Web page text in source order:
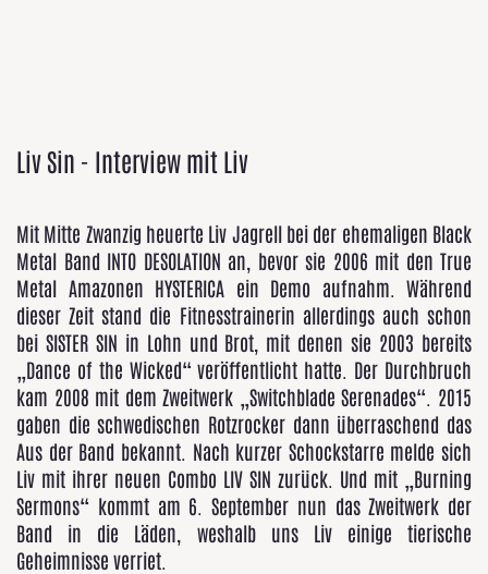
Liv Sin - Interview mit Liv
Mit Mitte Zwanzig heuerte Liv Jagrell bei der ehemaligen Black
Metal Band INTO DESOLATION an, bevor sie 2006 mit den True
Metal Amazonen HYSTERICA ein Demo aufnahm. Während
dieser Zeit stand die Fitnesstrainerin allerdings auch schon
bei SISTER SIN in Lohn und Brot, mit denen sie 2003 bereits
„Dance of the Wicked“ veröffentlicht hatte. Der Durchbruch
kam 2008 mit dem Zweitwerk „Switchblade Serenades“. 2015
gaben die schwedischen Rotzrocker dann überraschend das
Aus der Band bekannt. Nach kurzer Schockstarre melde sich
Liv mit ihrer neuen Combo LIV SIN zurück. Und mit „Burning
Sermons“ kommt am 6. September nun das Zweitwerk der
Band in die Läden, weshalb uns Liv einige tierische
Geheimnisse verriet.